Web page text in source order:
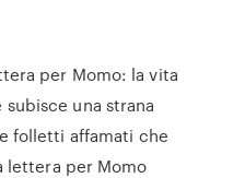
per Momo: la vita
una strana
folletti affamati che
lettera per Momo